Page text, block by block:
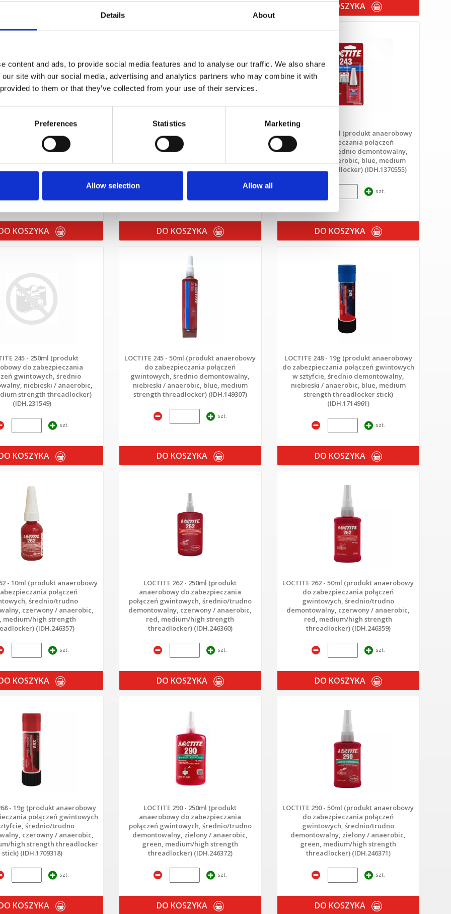
Details About
content and ads, to provide social media features and to analyse our traffic. We also share
site with our social media, advertising and analytics partners who may combine it with
to them or that they’ve collected from your use of their services.
Preferences Statistics Marketing
Allow selection Allow all
DO KOSZYKA
do zabezpieczania
gwintowych, średnio
strength threadlocker)
szt.
KOSZYKA
do zabezpieczania połączeń
gwintowych, średnio demontowalny,
strength threadlocker) (IDH.1335863)
DO KOSZYKA
LOCTITE 243 - 5ml (produkt anaerobowy
do zabezpieczania połączeń
gwintowych, średnio demontowalny,
niebieski / anaerobic, blue, medium
strength threadlocker) (IDH.1370555)
szt.
DO KOSZYKA
245 - 250ml (produkt
do zabezpieczania
gwintowych, średnio
niebieski / anaerobic,
strength threadlocker)
(IDH.231549)
szt.
KOSZYKA
LOCTITE 245 - 50ml (produkt anaerobowy
do zabezpieczania połączeń
gwintowych, średnio demontowalny,
niebieski / anaerobic, blue, medium
strength threadlocker) (IDH.149307)
szt.
DO KOSZYKA
LOCTITE 248 - 19g (produkt anaerobowy
do zabezpieczania połączeń gwintowych
w sztyfcie, średnio demontowalny,
niebieski / anaerobic, blue, medium
strength threadlocker stick)
(IDH.1714961)
szt.
DO KOSZYKA
- 10ml (produkt anaerobowy
połączeń
średnio/trudno
czerwony / anaerobic,
medium/high strength
(IDH.246357)
szt.
KOSZYKA
LOCTITE 262 - 250ml (produkt
anaerobowy do zabezpieczania
połączeń gwintowych, średnio/trudno
demontowalny, czerwony / anaerobic,
red, medium/high strength
threadlocker) (IDH.246360)
szt.
DO KOSZYKA
LOCTITE 262 - 50ml (produkt anaerobowy
do zabezpieczania połączeń
gwintowych, średnio/trudno
demontowalny, czerwony / anaerobic,
red, medium/high strength
threadlocker) (IDH.246359)
szt.
DO KOSZYKA
- 19g (produkt anaerobowy
połączeń gwintowych
średnio/trudno
czerowny / anaerobic,
high strength threadlocker
stick) (IDH.1709318)
szt.
KOSZYKA
LOCTITE 290 - 250ml (produkt
anaerobowy do zabezpieczania
połączeń gwintowych, średnio/trudno
demontowalny, zielony / anaerobic,
green, medium/high strength
threadlocker) (IDH.246372)
szt.
DO KOSZYKA
LOCTITE 290 - 50ml (produkt anaerobowy
do zabezpieczania połączeń
gwintowych, średnio/trudno
demontowalny, zielony / anaerobic,
green, medium/high strength
threadlocker) (IDH.246371)
szt.
DO KOSZYKA